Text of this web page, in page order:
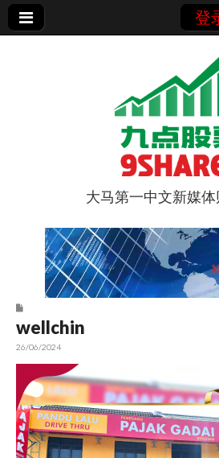
登
9点股票
大马第一中文新媒
wellchin
26/06/2024